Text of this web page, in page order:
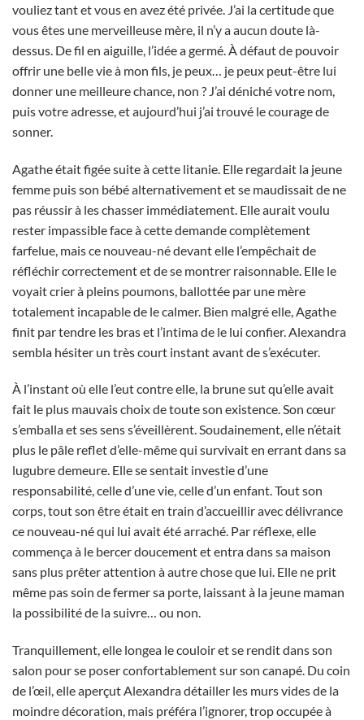
vouliez tant et vous en avez été privée. J’ai la certitude que
vous êtes une merveilleuse mère, il n’y a aucun doute là-
dessus. De fil en aiguille, l’idée a germé. À défaut de pouvoir
offrir une belle vie à mon fils, je peux… je peux peut-être lui
donner une meilleure chance, non ? J’ai déniché votre nom,
puis votre adresse, et aujourd’hui j’ai trouvé le courage de
sonner.
Agathe était figée suite à cette litanie. Elle regardait la jeune
femme puis son bébé alternativement et se maudissait de ne
pas réussir à les chasser immédiatement. Elle aurait voulu
rester impassible face à cette demande complètement
farfelue, mais ce nouveau-né devant elle l’empêchait de
réfléchir correctement et de se montrer raisonnable. Elle le
voyait crier à pleins poumons, ballottée par une mère
totalement incapable de le calmer. Bien malgré elle, Agathe
finit par tendre les bras et l’intima de le lui confier. Alexandra
sembla hésiter un très court instant avant de s’exécuter.
À l’instant où elle l’eut contre elle, la brune sut qu’elle avait
fait le plus mauvais choix de toute son existence. Son cœur
s’emballa et ses sens s’éveillèrent. Soudainement, elle n’était
plus le pâle reflet d’elle-même qui survivait en errant dans sa
lugubre demeure. Elle se sentait investie d’une
responsabilité, celle d’une vie, celle d’un enfant. Tout son
corps, tout son être était en train d’accueillir avec délivrance
ce nouveau-né qui lui avait été arraché. Par réflexe, elle
commença à le bercer doucement et entra dans sa maison
sans plus prêter attention à autre chose que lui. Elle ne prit
même pas soin de fermer sa porte, laissant à la jeune maman
la possibilité de la suivre… ou non.
Tranquillement, elle longea le couloir et se rendit dans son
salon pour se poser confortablement sur son canapé. Du coin
de l’œil, elle aperçut Alexandra détailler les murs vides de la
moindre décoration, mais préféra l’ignorer, trop occupée à